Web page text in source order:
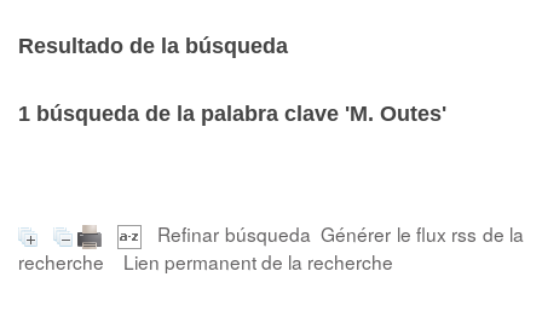
Resultado de la búsqueda
1 búsqueda de la palabra clave 'M. Outes'
Refinar búsqueda Générer le flux rss de la
recherche
Lien permanent de la recherche